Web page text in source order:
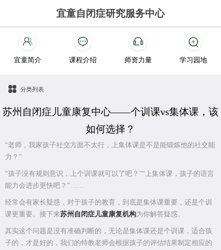
宜童自闭症研究服务中心
宜童简介 课程介绍 师资力量 学习园地
分类列表
苏州自闭症儿童康复中心——个训课vs集体课，该
如何选择？
“老师，我家孩子社交方面不太行，上集体课是不是能锻炼他的社交能
力？”
“孩子没有规则意识，上个训课就可以了吧？”“上集体课，孩子的语言
能力会进步更快吧？”……
经常会有家长疑惑，对于孩子的教育，到底是集体课重要，还是个训
课更重要。接下来苏州自闭症儿童康复机构为你解答疑惑。
其实这个问题是没有准确判断的，无论是集体课还是个训课，适合孩
子的，才是好的，我们的特教老师会根据孩子的评估结果制定相应的